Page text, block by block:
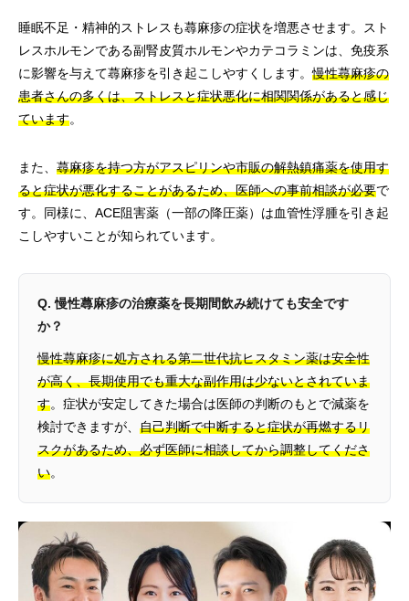
睡眠不足・精神的ストレスも蕁麻疹の症状を増悪させます。スト
レスホルモンである副腎皮質ホルモンやカテコラミンは、免疫系
に影響を与えて蕁麻疹を引き起こしやすくします。慢性蕁麻疹の
患者さんの多くは、ストレスと症状悪化に相関関係があると感じ
ています。
また、 蕁麻疹を持つ方がアスピリンや市販の解熱鎮痛薬を使用す
ると症状が悪化することがあるため、医師への事前相談が必要で
す。同様に、ACE阻害薬（一部の降圧薬）は血管性浮腫を引き起
こしやすいことが知られています。
Q. 慢性蕁麻疹の治療薬を長期間飲み続けても安全です
か？
慢性蕁麻疹に処方される第二世代抗ヒスタミン薬は安全性
が高く、長期使用でも重大な副作用は少ないとされていま
す。症状が安定してきた場合は医師の判断のもとで減薬を
検討できますが、 自己判断で中断すると症状が再燃するリ
スクがあるため、必ず医師に相談してから調整してくださ
い。